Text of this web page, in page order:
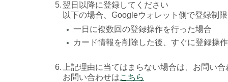
5. 翌日以降に登録してください
以下の場合、Googleウォレット側で登録制
● 一日に複数回の登録操作を行った場合
● カード情報を削除した後、すぐに登録操
6.
上記理由に当てはまらない場合は、お問い
お問い合わせはこちら